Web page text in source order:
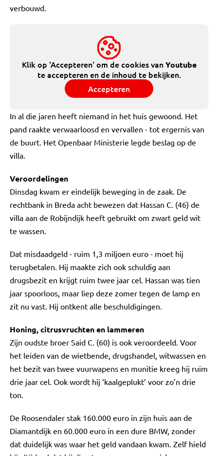
verbouwd.
Klik op 'Accepteren' om de cookies vanYoutube
te accepteren en de inhoud te bekijken.
Accepteren
In al die jaren heeft niemand in het huis gewoond. Het
pand raakte verwaarloosd en vervallen - tot ergernis van
de buurt. Het Openbaar Ministerie legde beslag op de
villa.
Veroordelingen
Dinsdag kwam er eindelijk beweging in de zaak. De
rechtbank in Breda acht bewezen dat Hassan C. (46) de
villa aan de Robijndijk heeft gebruikt om zwart geld wit
te wassen.
Dat misdaadgeld - ruim 1,3 miljoen euro - moet hij
terugbetalen. Hij maakte zich ook schuldig aan
drugsbezit en krijgt ruim twee jaar cel. Hassan was tien
jaar spoorloos, maar liep deze zomer tegen de lamp en
zit nu vast. Hij ontkent alle beschuldigingen.
Honing, citrusvruchten en lammeren
Zijn oudste broer Said C. (60) is ook veroordeeld. Voor
het leiden van de wietbende, drugshandel, witwassen en
het bezit van twee vuurwapens en munitie kreeg hij ruim
drie jaar cel. Ook wordt hij ‘kaalgeplukt’ voor zo’n drie
ton.
De Roosendaler stak 160.000 euro in zijn huis aan de
Diamantdijk en 60.000 euro in een dure BMW, zonder
dat duidelijk was waar het geld vandaan kwam. Zelf hield